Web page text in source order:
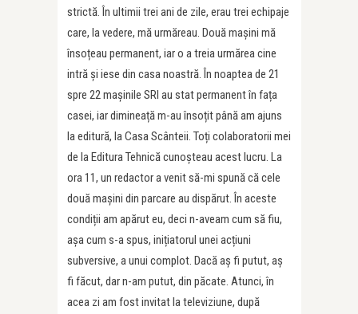
strictă. În ultimii trei ani de zile, erau trei echipaje
care, la vedere, mă urmăreau. Două mașini mă
însoțeau permanent, iar o a treia urmărea cine
intră și iese din casa noastră. În noaptea de 21
spre 22 mașinile SRI au stat permanent în fața
casei, iar dimineață m-au însoțit până am ajuns
la editură, la Casa Scânteii. Toți colaboratorii mei
de la Editura Tehnică cunoșteau acest lucru. La
ora 11, un redactor a venit să-mi spună că cele
două mașini din parcare au dispărut. În aceste
condiții am apărut eu, deci n-aveam cum să fiu,
așa cum s-a spus, inițiatorul unei acțiuni
subversive, a unui complot. Dacă aș fi putut, aș
fi făcut, dar n-am putut, din păcate. Atunci, în
acea zi am fost invitat la televiziune, după